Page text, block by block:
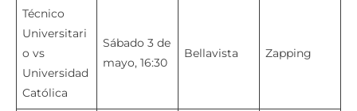
Técnico
Universitari
o vs
Universidad
Católica
Sábado 3 de
mayo, 16:30
Bellavista Zapping